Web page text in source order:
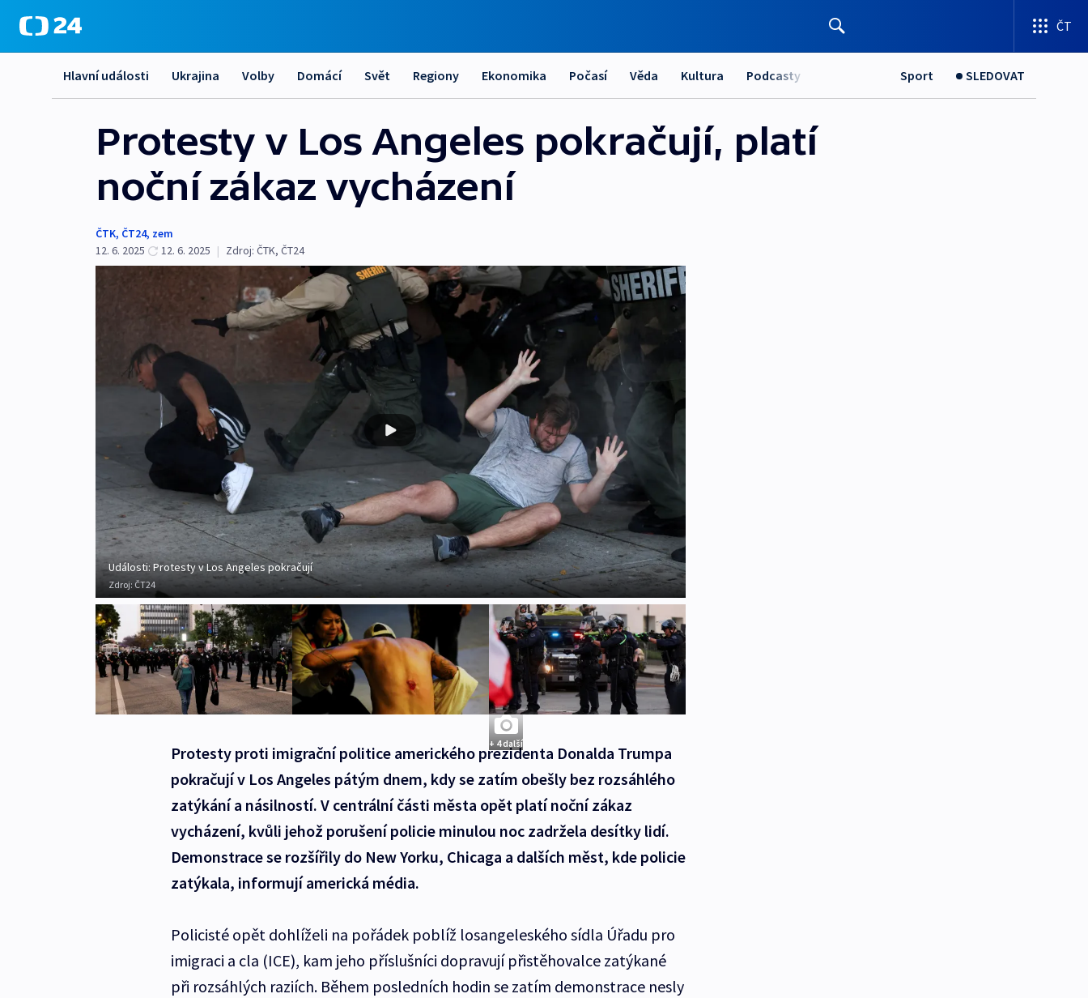
ČT
Hlavní události Ukrajina Volby Domácí Svět Regiony Ekonomika Počasí Věda Kultura Podcasty Sport SLEDOVAT
Protesty v Los Angeles pokračují, platí
noční zákaz vycházení
ČTK, ČT24, zem
12. 6. 2025
12. 6. 2025 | Zdroj: ČTK, ČT24
Události: Protesty v Los Angeles pokračují
Zdroj: ČT24
+ 4 další
Protesty proti imigrační politice amerického prezidenta Donalda Trumpa
pokračují v Los Angeles pátým dnem, kdy se zatím obešly bez rozsáhlého
zatýkání a násilností. V centrální části města opět platí noční zákaz
vycházení, kvůli jehož porušení policie minulou noc zadržela desítky lidí.
Demonstrace se rozšířily do New Yorku, Chicaga a dalších měst, kde policie
zatýkala, informují americká média.
Policisté opět dohlíželi na pořádek poblíž losangeleského sídla Úřadu pro
imigraci a cla (ICE), kam jeho příslušníci dopravují přistěhovalce zatýkané
při rozsáhlých raziích. Během posledních hodin se zatím demonstrace nesly